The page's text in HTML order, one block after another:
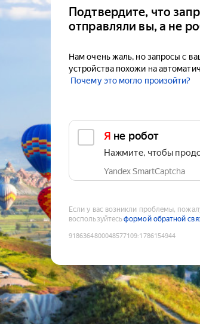
Подтвердите, что
отправляли вы, а не
Нам очень жаль, но запросы с
устройства похожи на
Почему это могло произойти?
Я не робот
Нажмите, чтобы
Yandex SmartCaptcha
Если у вас возникли проблемы,
воспользуйтесьформой обратной
9186364800048577109:1786154944